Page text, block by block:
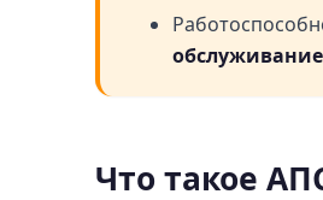
Что такое